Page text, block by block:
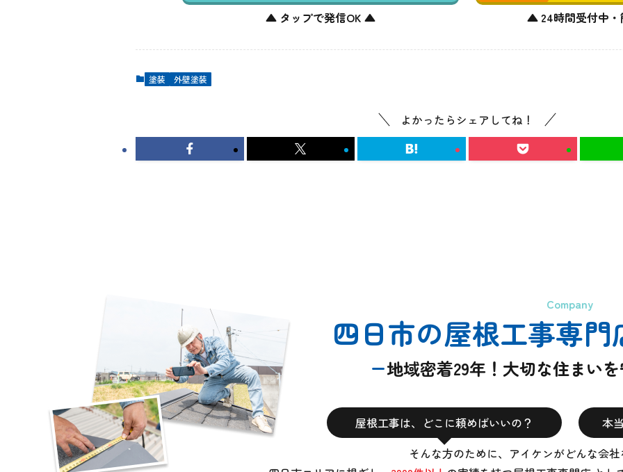
▲ タップで発信OK ▲ ▲ 24時間受付中
塗装 外壁塗装
よかったらシェアしてね！
Company
四日市の屋根工事専門
地域密着29年！大切な住まい
屋根工事は、どこに頼めばいいの？
本
そんな方のために、アイケンがどんな会社